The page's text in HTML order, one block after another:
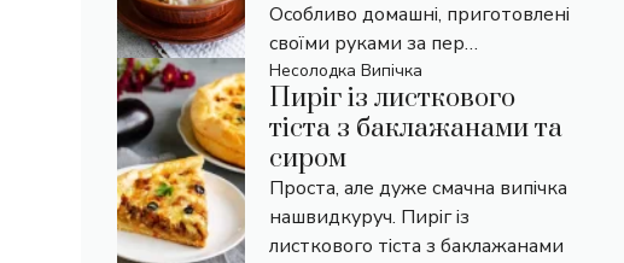
Особливо домашні, приготовлені
своїми руками за пер…
Несолодка Випічка
Пиріг із листкового
тіста з баклажанами та
сиром
Проста, але дуже смачна випічка
нашвидкуруч. Пиріг із
листкового тіста з баклажанами